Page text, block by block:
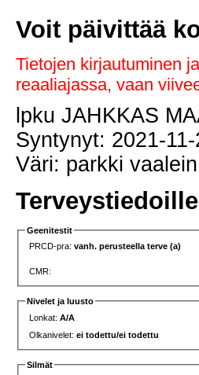
Voit päivittää
Tietojen kirjautuminen
reaaliajassa, vaan
lpku JAHKKAS
Syntynyt: 2021-
Väri: parkki
Geenitestit
PRCD-pra:vanh. perusteella terve (a)
CMR:
Nivelet ja luusto
Lonkat:A/A
Olkanivelet:ei todettu/ei todettu
Silmät